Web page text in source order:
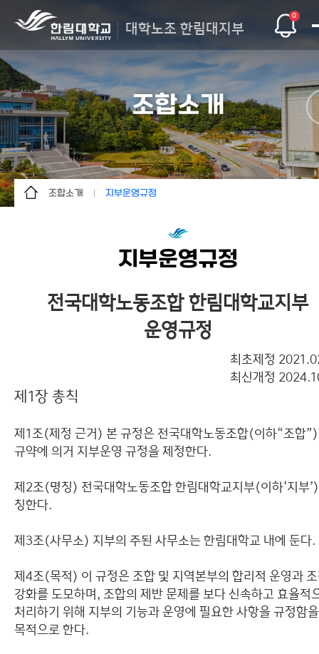
대학노조 한림대지부
0
조합소개
조합소개
조합원마당
사이트맵
지부운영규정
지부운영규정
지부 조직도
지부연혁
지부운영규정
전국대학노동조합 한림대학교지부
운영규정
최초제정
최신개정
제1장 총칙
제1조(제정 근거) 본 규정은 전국대학노동조합(이하“조합”)
규약에 의거 지부운영 규정을 제정한다.
제2조(명칭) 전국대학노동조합 한림대학교지부(이하‘지부
칭한다.
제3조(사무소) 지부의 주된 사무소는 한림대학교 내에 둔다.
제4조(목적) 이 규정은 조합 및 지역본부의 합리적 운영과
강화를 도모하며, 조합의 제반 문제를 보다 신속하고 효율적
처리하기 위해 지부의 기능과 운영에 필요한 사항을 규정함을
목적으로 한다.